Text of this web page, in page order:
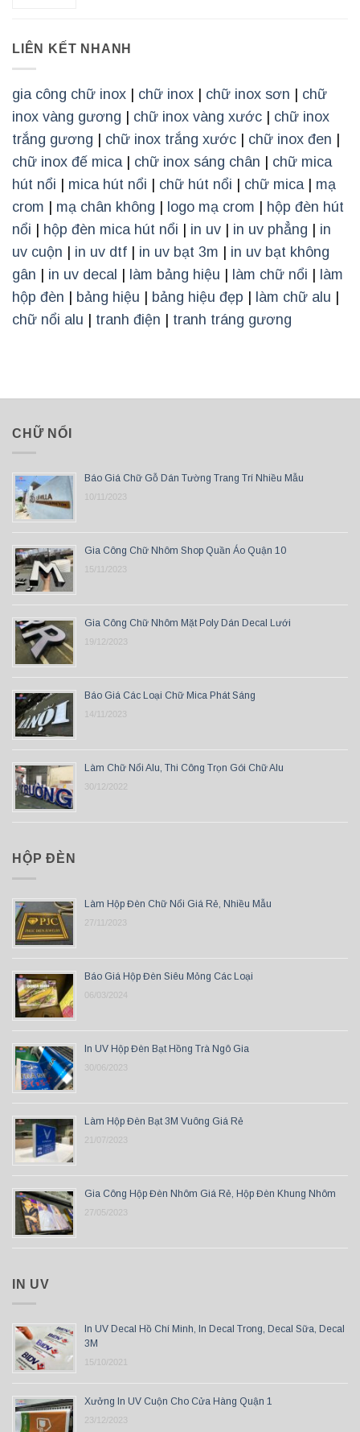
LIÊN KẾT NHANH
gia công chữ inox | chữ inox | chữ inox sơn | chữ
inox vàng gương | chữ inox vàng xước | chữ inox
trắng gương | chữ inox trắng xước | chữ inox đen |
chữ inox đế mica | chữ inox sáng chân | chữ mica
hút nổi | mica hút nổi | chữ hút nổi | chữ mica | mạ
crom | mạ chân không | logo mạ crom | hộp đèn hút
nổi | hộp đèn mica hút nổi | in uv | in uv phẳng | in
uv cuộn | in uv dtf | in uv bạt 3m | in uv bạt không
gân | in uv decal | làm bảng hiệu | làm chữ nổi | làm
hộp đèn | bảng hiệu | bảng hiệu đẹp | làm chữ alu |
chữ nổi alu | tranh điện | tranh tráng gương
CHỮ NỔI
Báo Giá Chữ Gỗ Dán Tường Trang Trí Nhiều Mẫu
10/11/2023
Gia Công Chữ Nhôm Shop Quần Áo Quận 10
15/11/2023
Gia Công Chữ Nhôm Mặt Poly Dán Decal Lưới
19/12/2023
Báo Giá Các Loại Chữ Mica Phát Sáng
14/11/2023
Làm Chữ Nổi Alu, Thi Công Trọn Gói Chữ Alu
30/12/2022
HỘP ĐÈN
Làm Hộp Đèn Chữ Nổi Giá Rẻ, Nhiều Mẫu
27/11/2023
Báo Giá Hộp Đèn Siêu Mỏng Các Loại
06/03/2024
In UV Hộp Đèn Bạt Hồng Trà Ngô Gia
30/06/2023
Làm Hộp Đèn Bạt 3M Vuông Giá Rẻ
21/07/2023
Gia Công Hộp Đèn Nhôm Giá Rẻ, Hộp Đèn Khung Nhôm
27/05/2023
IN UV
In UV Decal Hồ Chí Minh, In Decal Trong, Decal Sữa, Decal
3M
15/10/2021
Xưởng In UV Cuộn Cho Cửa Hàng Quận 1
23/12/2023